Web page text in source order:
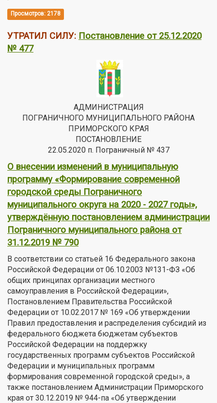
Просмотров: 2178
УТРАТИЛ СИЛУ: Постановление от 25.12.2020
№ 477
АДМИНИСТРАЦИЯ
ПОГРАНИЧНОГО МУНИЦИПАЛЬНОГО РАЙОНА
ПРИМОРСКОГО КРАЯ
ПОСТАНОВЛЕНИЕ
22.05.2020 п. Пограничный № 437
О внесении изменений в муниципальную
программу «Формирование современной
городской среды Пограничного
муниципального округа на 2020 - 2027 годы»,
утверждённую постановлением администрации
Пограничного муниципального района от
31.12.2019 № 790
В соответствии со статьей 16 Федерального закона
Российской Федерации от 06.10.2003 №131-ФЗ «Об
общих принципах организации местного
самоуправления в Российской Федерации»,
Постановлением Правительства Российской
Федерации от 10.02.2017 № 169 «Об утверждении
Правил предоставления и распределения субсидий из
федерального бюджета бюджетам субъектов
Российской Федерации на поддержку
государственных программ субъектов Российской
Федерации и муниципальных программ
формирования современной городской среды», а
также постановлением Администрации Приморского
края от 30.12.2019 № 944-па «Об утверждении